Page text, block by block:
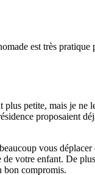
est très
petite, mais je ne
proposaient
vous
votre enfant. De
bon compromis.